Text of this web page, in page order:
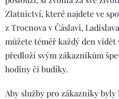
Zlatnictví, které najdete ve
z Trocnova v Čáslavi,
můžete téměř každý den
předloží svým zákazníkům
hodiny či budíky.
Aby služby pro zákazníky